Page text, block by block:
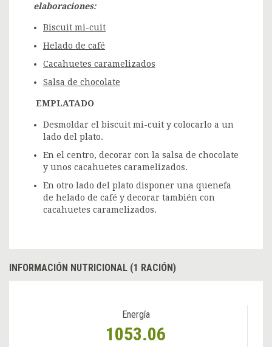
elaboraciones:
Biscuit mi-cuit
Helado de café
Cacahuetes caramelizados
Salsa de chocolate
EMPLATADO
Desmoldar el biscuit mi-cuit y colocarlo a un
lado del plato.
En el centro, decorar con la salsa de chocolate
y unos cacahuetes caramelizados.
En otro lado del plato disponer una quenefa
de helado de café y decorar también con
cacahuetes caramelizados.
INFORMACIÓN NUTRICIONAL (1 RACIÓN)
Energía
1053.06